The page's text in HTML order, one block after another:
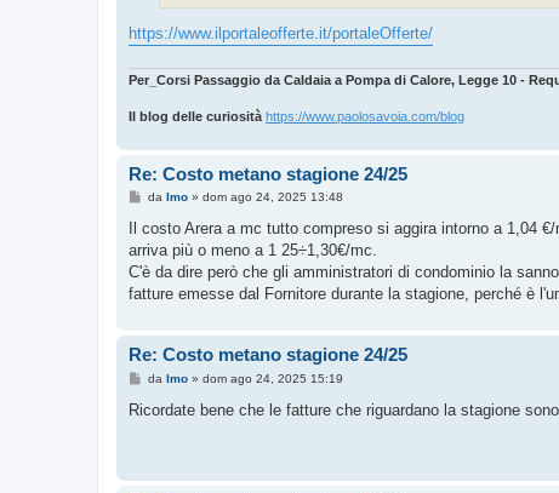
https://www.ilportaleofferte.it/portaleOfferte/
Per_Corsi Passaggio da Caldaia a Pompa di Calore, Legge 10 -
Il blog delle curiosità https://www.paolosavoia.com/blog
Re: Costo metano stagione 24/25
M
s
a
g
i
da Imo» dom ago 24, 2025 13:48
Il costo Arera a mc tutto compreso si aggira intorno a 1,04
arriva più o meno a 1 25÷1,30€/mc.
C'è da dire però che gli amministratori di condominio la
fatture emesse dal Fornitore durante la stagione, perché è
Re: Costo metano stagione 24/25
M
s
i
da Imo» dom ago 24, 2025 15:19
Ricordate bene che le fatture che riguardano la stagione